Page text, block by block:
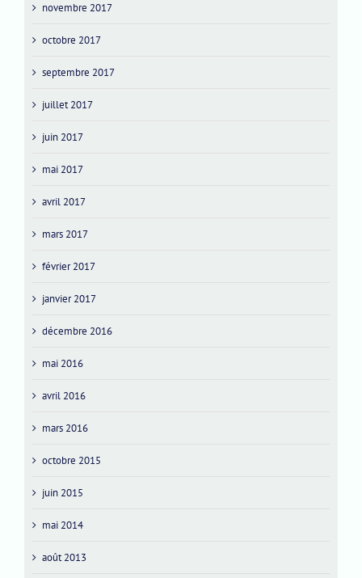
novembre 2017
octobre 2017
septembre 2017
juillet 2017
juin 2017
mai 2017
avril 2017
mars 2017
février 2017
janvier 2017
décembre 2016
mai 2016
avril 2016
mars 2016
octobre 2015
juin 2015
mai 2014
août 2013